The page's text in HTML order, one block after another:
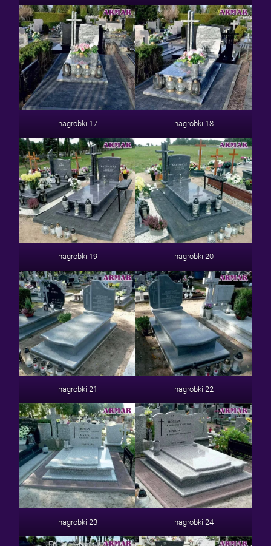
nagrobki 17 nagrobki 18
nagrobki 19 nagrobki 20
nagrobki 21 nagrobki 22
nagrobki 23 nagrobki 24